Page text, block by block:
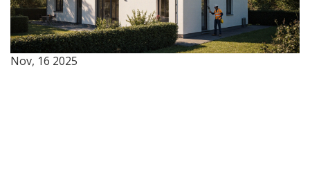
Nov, 16 2025